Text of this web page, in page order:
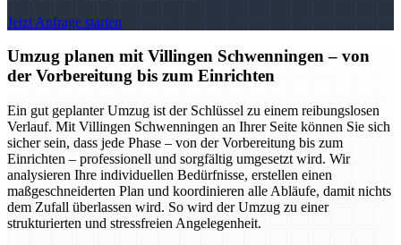
Jetzt Anfrage starten
Umzug planen mit Villingen Schwenningen – von
der Vorbereitung bis zum Einrichten
Ein gut geplanter Umzug ist der Schlüssel zu einem reibungslosen
Verlauf. Mit Villingen Schwenningen an Ihrer Seite können Sie sich
sicher sein, dass jede Phase – von der Vorbereitung bis zum
Einrichten – professionell und sorgfältig umgesetzt wird. Wir
analysieren Ihre individuellen Bedürfnisse, erstellen einen
maßgeschneiderten Plan und koordinieren alle Abläufe, damit nichts
dem Zufall überlassen wird. So wird der Umzug zu einer
strukturierten und stressfreien Angelegenheit.